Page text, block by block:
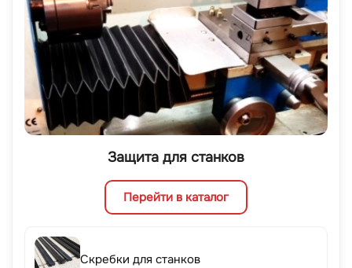
Защита для станков
Перейти в каталог
Скребки для станков